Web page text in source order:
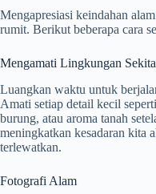
Mengapresiasi keindahan
rumit. Berikut beberapa cara
Mengamati Lingkungan
Luangkan waktu untuk
Amati setiap detail kecil
burung, atau aroma tanah
meningkatkan kesadaran kita
terlewatkan.
Fotografi Alam